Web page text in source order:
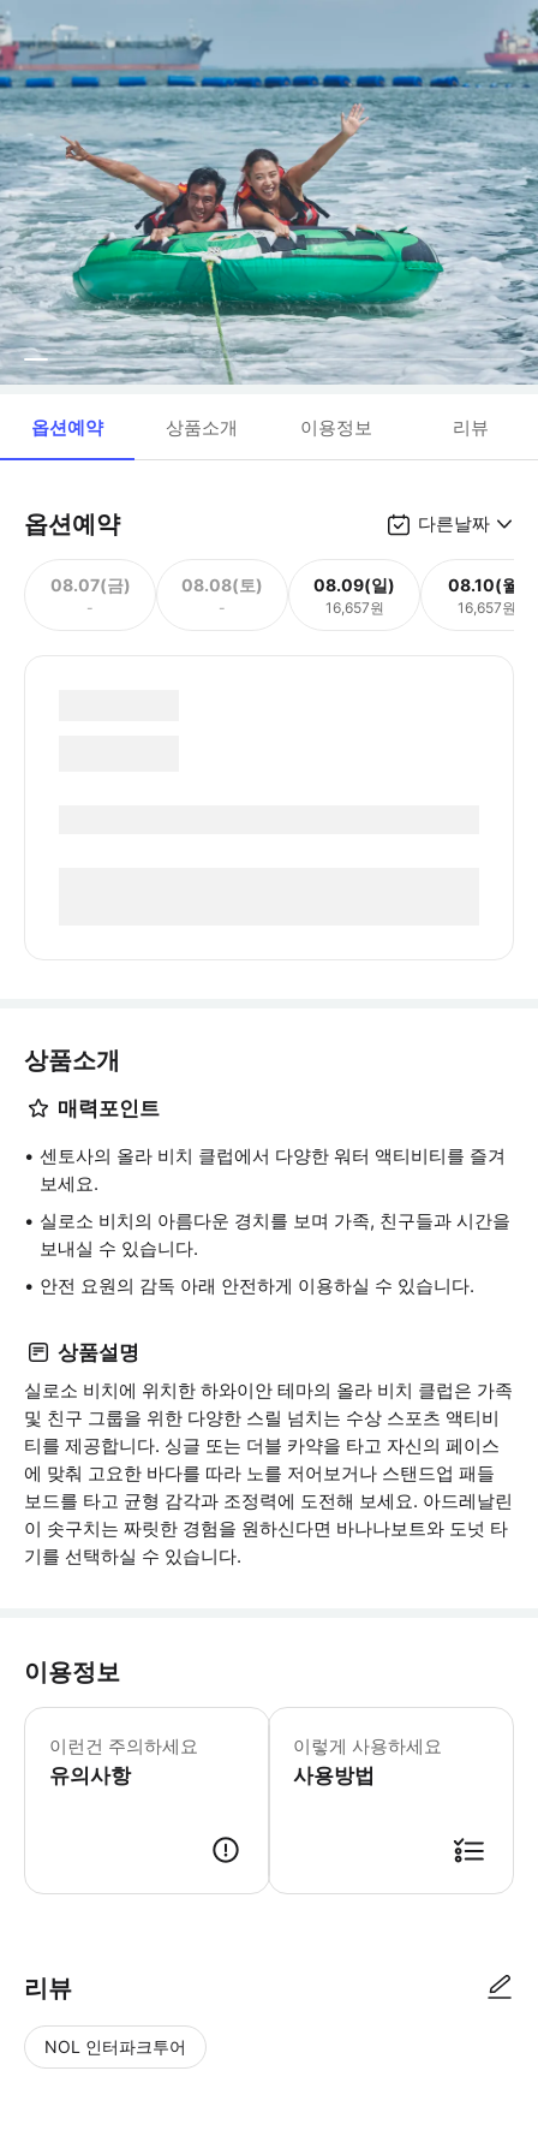
옵션예약 상품소개 이용정보 리뷰
옵션예약 다른날짜
08.07(금)
-
08.08(토)
-
08.09(일)
16,657원
08.10(월)
16,657원
상품소개
매력포인트
센토사의 올라 비치 클럽에서 다양한 워터 액티비티를 즐겨
보세요.
실로소 비치의 아름다운 경치를 보며 가족, 친구들과 시간을
보내실 수 있습니다.
안전 요원의 감독 아래 안전하게 이용하실 수 있습니다.
상품설명
실로소 비치에 위치한 하와이안 테마의 올라 비치 클럽은 가족
및 친구 그룹을 위한 다양한 스릴 넘치는 수상 스포츠 액티비
티를 제공합니다. 싱글 또는 더블 카약을 타고 자신의 페이스
에 맞춰 고요한 바다를 따라 노를 저어보거나 스탠드업 패들
보드를 타고 균형 감각과 조정력에 도전해 보세요. 아드레날린
이 솟구치는 짜릿한 경험을 원하신다면 바나나보트와 도넛 타
기를 선택하실 수 있습니다.
이용정보
이런건 주의하세요
유의사항
액티비티 이용 조건: - 싱글 카약, 스
이렇게 사용하세요
사용방법
리뷰
NOL 인터파크투어